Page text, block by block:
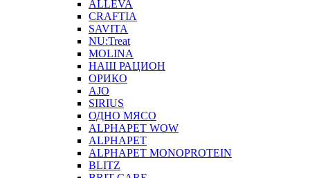
ALLEVA
CRAFTIA
SAVITA
NU:Treat
MOLINA
НАШ РАЦИОН
ОРИКО
AJO
SIRIUS
ОДНО МЯСО
ALPHAPET WOW
ALPHAPET
ALPHAPET MONOPROTEIN
BLITZ